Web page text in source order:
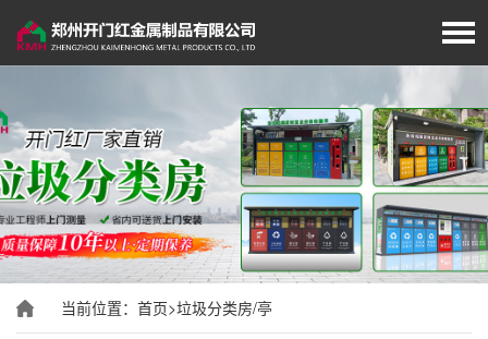
首页
厂家简介
岗亭展示
移动厕所
旗杆展示
当前位置： 首页>垃圾分类房/亭